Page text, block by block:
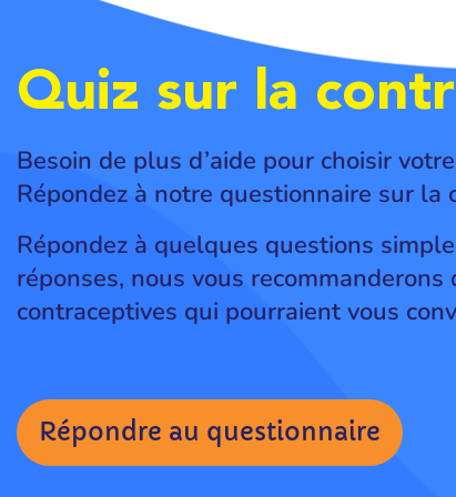
Quiz sur la
Besoin de plus d’aide pour choisir
Répondez à notre questionnaire sur la
Répondez à quelques questions
réponses, nous vous recommanderons
contraceptives qui pourraient vous
Répondre au questionnaire